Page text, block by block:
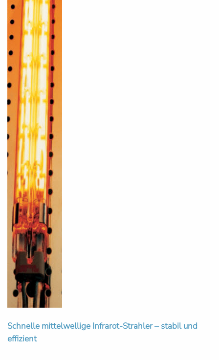
Schnelle mittelwellige Infrarot-Strahler – stabil und
effizient